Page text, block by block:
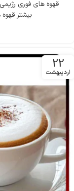
قهوه های فوری
بیشتر
22
اردیبهشت